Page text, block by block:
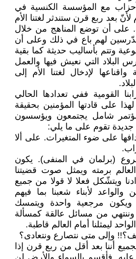
مع المؤسسة الكنسية في
بعد ربع قرن ستندثر لغتنا الأم
على أن توضع المناهج من خلال
لهم باع في ذلك وعلى أن
وتتم بأساليب حديثة كما بقية
البلاد التي نعيش فيها والعمل
لإدخال لغتنا الأم إلى
القومية ففي تعدادها الحالي
على قادتها المؤمنين بحقيقة
شامل يجتمعون ويؤسسون
تقوم على ما يلي:
على ضوء المتغيرات. على ألا
(برلمان في المنفى). يكون
برمته ويمثل صوت قضيتنا
ويتشّكل فعلا لا قولا من جميع
والواعد لأبناء شعبنا بما فيهم
ويكون مرجعية واحدة ويتمسك
من مسائل عالقة كمسألة
ليمثلنا أمام العالم قاطبة.
وإلى متى نتصارع ونتعادى؟
أننا بعد أقل من ربع قرن إذا